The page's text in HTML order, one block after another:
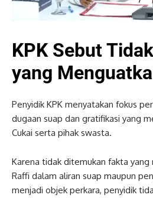
KPK Sebut
yang
Penyidik KPK menyatakan fokus
dugaan suap dan gratifikasi yang
Cukai serta pihak swasta.
Karena tidak ditemukan fakta
Raffi dalam aliran suap maupun
menjadi objek perkara, penyidik